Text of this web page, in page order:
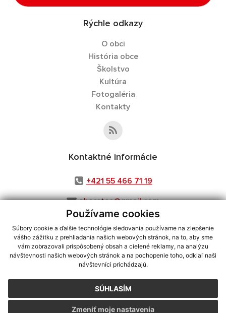
Používame cookies
Súbory cookie a ďalšie technológie sledovania používame na zlepšenie
vášho zážitku z prehliadania našich webových stránok, na to, aby sme
vám zobrazovali prispôsobený obsah a cielené reklamy, na analýzu
návštevnosti našich webových stránok a na pochopenie toho, odkiaľ naši
návštevníci prichádzajú.
SÚHLASÍM
Zmeniť moje nastavenia
Rýchle odkazy
O obci
História obce
Školstvo
Kultúra
Fotogaléria
Kontakty
Kontaktné informácie
+421 55 466 71 19
obecstos@gmail.com
využite možnosť získavania aktuálnych informácií s využitím RSS
CMS systém (redakčný) systém ECHELON 2,Mapa stránok,web portál
webex.digital, s.r.o.,domény,registrácia domény
Posledná aktualizácia:07.08.2026